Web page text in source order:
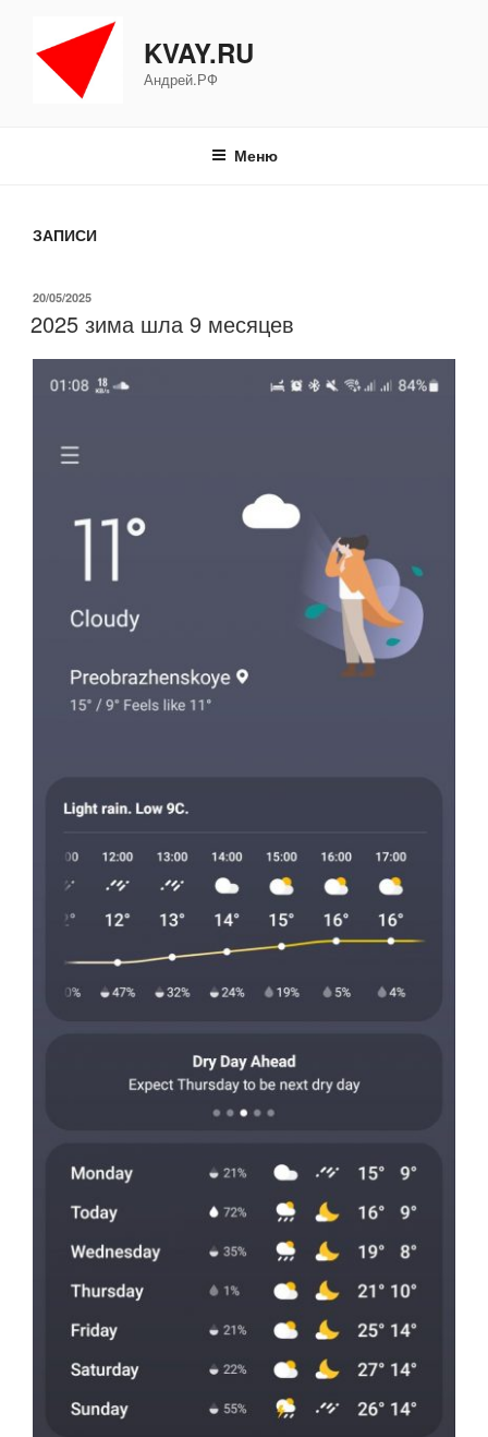
содержимому
KVAY.RU
Андрей.РФ
Меню
ЗАПИСИ
ОПУБЛИКОВАНО
20/05/2025
2025 зима шла 9 месяцев